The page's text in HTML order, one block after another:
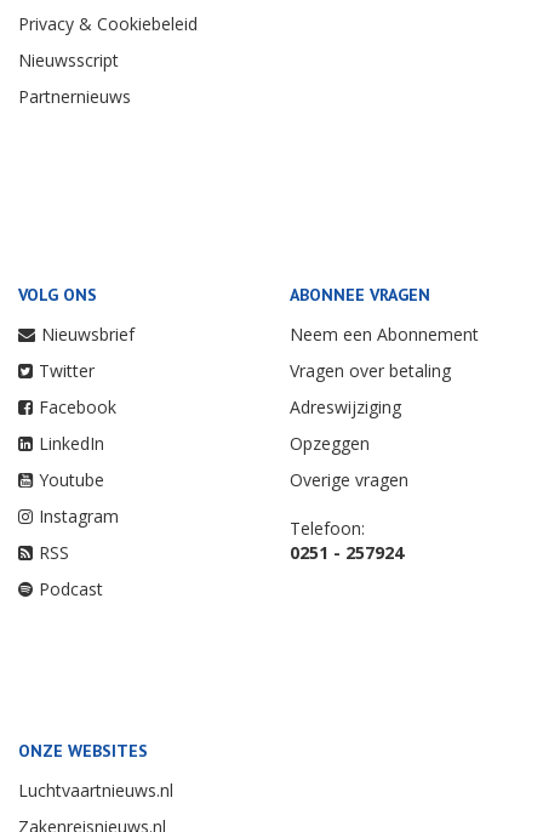
Privacy & Cookiebeleid
Nieuwsscript
Partnernieuws
VOLG ONS
Nieuwsbrief
Twitter
Facebook
LinkedIn
Youtube
Instagram
RSS
Podcast
ABONNEE VRAGEN
Neem een Abonnement
Vragen over betaling
Adreswijziging
Opzeggen
Overige vragen
Telefoon:
0251 - 257924
ONZE WEBSITES
Luchtvaartnieuws.nl
Zakenreisnieuws.nl